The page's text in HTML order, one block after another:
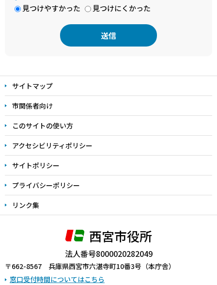
見つけやすかった
見つけにくかった
文
こ
こ
ま
で
サイトマップ
市関係者向け
このサイトの使い方
アクセシビリティポリシー
サイトポリシー
プライバシーポリシー
リンク集
西宮市役所
法人番号8000020282049
〒662-8567 兵庫県西宮市六湛寺町10番3号（本庁舎）
窓口受付時間についてはこちら